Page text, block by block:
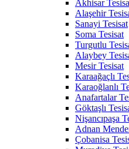
Akhisar
Alaşehir
Sanayi Tesisat
Soma Tesisat
Turgutlu
Alaybey
Mesir Tesisat
Karaağaçlı
Karaoğlanlı
Anafartalar
Göktaşlı
Nişancıpaşa
Adnan
Çobanisa